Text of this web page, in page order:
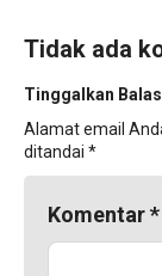
Tidak ada
Tinggalkan
Alamat email
ditandai *
Komentar*